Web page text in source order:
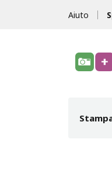
Aiuto